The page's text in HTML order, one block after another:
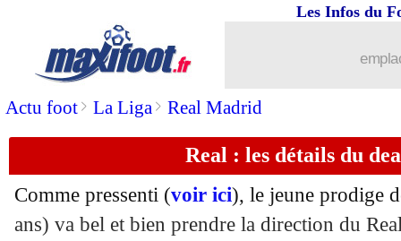
Actu foot> La Liga> Real Madrid
Les Infos du
Real : les détails du
Comme pressenti (voir ici), le jeune prodige
ans) va bel et bien prendre la direction du
: Griezmann encensé en Europe
12/12 Espagne: Ramos, De la Fuente reste
: Ronaldo voit la France
12/12 Croatie: pas de plan anti-Messi
12/12 Juve: Allegri insiste pour Rabiot,